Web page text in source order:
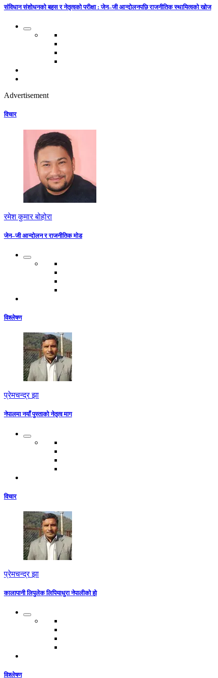
संविधान संशोधनको बहस र नेतृत्वको परीक्षा : जेन–जी आन्दोलनपछि राजनीतिक स्थायित्वको खोज
Advertisement
विचार
रमेश कुमार बोहोरा
जेन–जी आन्दोलन र राजनीतिक मोड
विश्लेषण
प्रेमचन्द्र झा
नेपालमा नयाँ पुस्ताको नेतृत्व माग
विचार
प्रेमचन्द्र झा
कालापानी लिपुलेक लिपियाधुरा नेपालीको हो
विश्लेषण